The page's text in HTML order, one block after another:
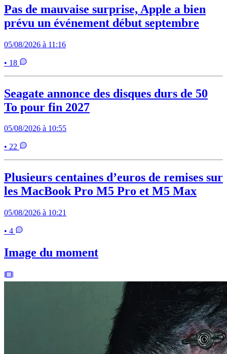
Pas de mauvaise surprise, Apple a bien
prévu un événement début septembre
05/08/2026 à 11:16
• 18
Seagate annonce des disques durs de 50
To pour fin 2027
05/08/2026 à 10:55
• 22
Plusieurs centaines d’euros de remises sur
les MacBook Pro M5 Pro et M5 Max
05/08/2026 à 10:21
• 4
Image du moment